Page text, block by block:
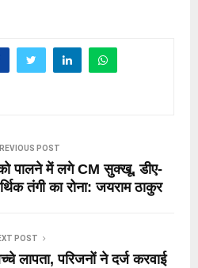
POST
पालने में लगे CM सुक्खू, डीए-
तंगी का रोना: जयराम ठाकुर
POST
लापता, परिजनों ने दर्ज करवाई